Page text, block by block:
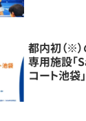
都内初（※
専用施設「
コート池袋